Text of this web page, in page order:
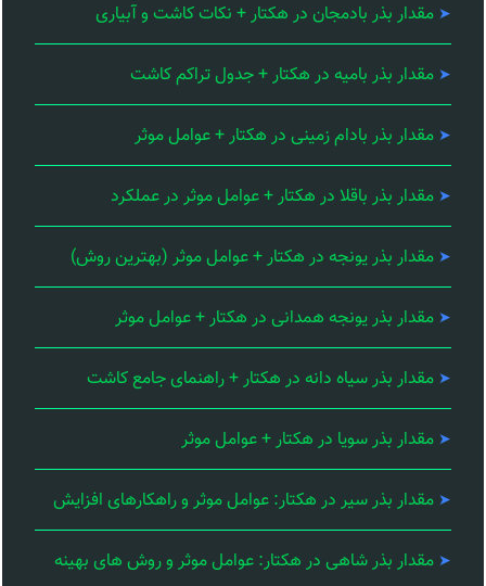
مقدار بذر بادمجان در هکتار + نکات کاشت و آبیاری
مقدار بذر بامیه در هکتار + جدول تراکم کاشت
مقدار بذر بادام زمینی در هکتار + عوامل موثر
مقدار بذر باقلا در هکتار + عوامل موثر در عملکرد
مقدار بذر یونجه در هکتار + عوامل موثر (بهترین روش)
مقدار بذر یونجه همدانی در هکتار + عوامل موثر
مقدار بذر سیاه دانه در هکتار + راهنمای جامع کاشت
مقدار بذر سویا در هکتار + عوامل موثر
مقدار بذر سیر در هکتار: عوامل موثر و راهکارهای افزایش
مقدار بذر شاهی در هکتار: عوامل موثر و روش های بهینه